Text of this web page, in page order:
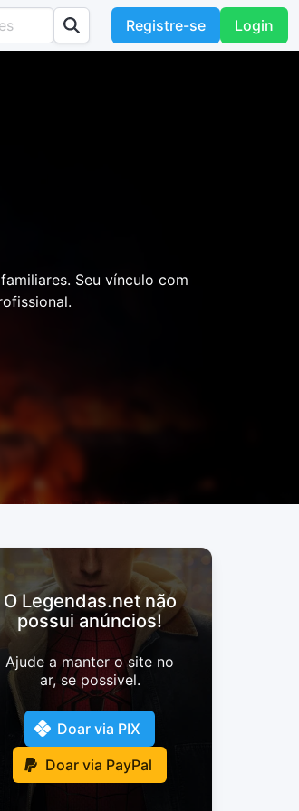
Registre-se Login
Seu vínculo com
O Legendas.net não
possui anúncios!
Ajude a manter o site no
ar, se possivel.
Doar via PIX
Doar via PayPal